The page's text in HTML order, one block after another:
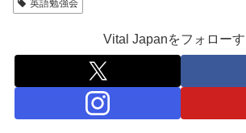
英語勉強会
Vital Japanをフォローす